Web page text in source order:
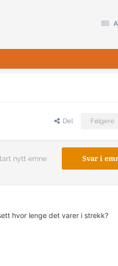
Del Følgere
Svar i
nytt emne
hvor lenge det varer i strekk?